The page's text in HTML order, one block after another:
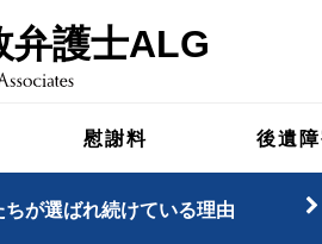
弁護士ALG
慰謝料 後遺
ちが選ばれ続けている理由